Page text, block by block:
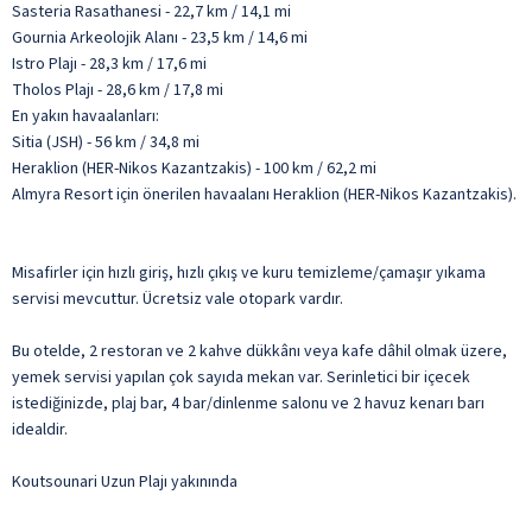
Sasteria Rasathanesi - 22,7 km / 14,1 mi
Gournia Arkeolojik Alanı - 23,5 km / 14,6 mi
Istro Plajı - 28,3 km / 17,6 mi
Tholos Plajı - 28,6 km / 17,8 mi
En yakın havaalanları:
Sitia (JSH) - 56 km / 34,8 mi
Heraklion (HER-Nikos Kazantzakis) - 100 km / 62,2 mi
Almyra Resort için önerilen havaalanı Heraklion (HER-Nikos Kazantzakis).
Misafirler için hızlı giriş, hızlı çıkış ve kuru temizleme/çamaşır yıkama
servisi mevcuttur. Ücretsiz vale otopark vardır.
Bu otelde, 2 restoran ve 2 kahve dükkânı veya kafe dâhil olmak üzere,
yemek servisi yapılan çok sayıda mekan var. Serinletici bir içecek
istediğinizde, plaj bar, 4 bar/dinlenme salonu ve 2 havuz kenarı barı
idealdir.
Koutsounari Uzun Plajı yakınında